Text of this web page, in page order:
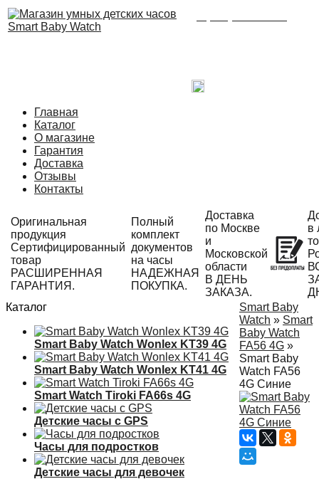
Главная
Каталог
О магазине
Гарантия
Доставка
Отзывы
Контакты
Оригинальная
продукция
Сертифицированный
товар
РАСШИРЕННАЯ
ГАРАНТИЯ.
Полный
комплект
документов
на часы
НАДЕЖНАЯ
ПОКУПКА.
Доставка
по Москве
и
Московской
области
В ДЕНЬ
ЗАКАЗА.
в
Каталог
Smart Baby Watch Wonlex KT39 4G
Smart Baby Watch Wonlex KT41 4G
Smart Watch Tiroki FA66s 4G
Детские часы с GPS
Часы для подростков
Детские часы для девочек
Smart Baby
Watch » Smart
Baby Watch
FA56 4G »
Smart Baby
Watch FA56
4G Синие